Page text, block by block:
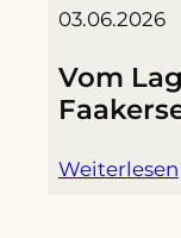
03.06.2026
Vom
Weiterlesen